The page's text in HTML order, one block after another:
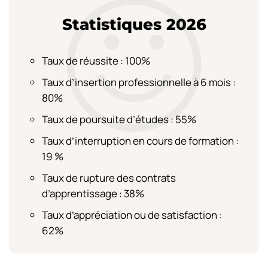
Statistiques 2026
Taux de réussite : 100%
Taux d’insertion professionnelle à 6 mois :
80%
Taux de poursuite d’études : 55%
Taux d’interruption en cours de formation :
19 %
Taux de rupture des contrats
d’apprentissage : 38%
Taux d’appréciation ou de satisfaction :
62%